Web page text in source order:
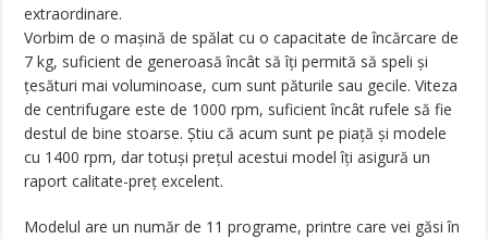
extraordinare.
Vorbim de o mașină de spălat cu o capacitate de încărcare de
7 kg, suficient de generoasă încât să îți permită să speli și
țesături mai voluminoase, cum sunt păturile sau gecile. Viteza
de centrifugare este de 1000 rpm, suficient încât rufele să fie
destul de bine stoarse. Știu că acum sunt pe piață și modele
cu 1400 rpm, dar totuși prețul acestui model îți asigură un
raport calitate-preț excelent.
Modelul are un număr de 11 programe, printre care vei găsi în